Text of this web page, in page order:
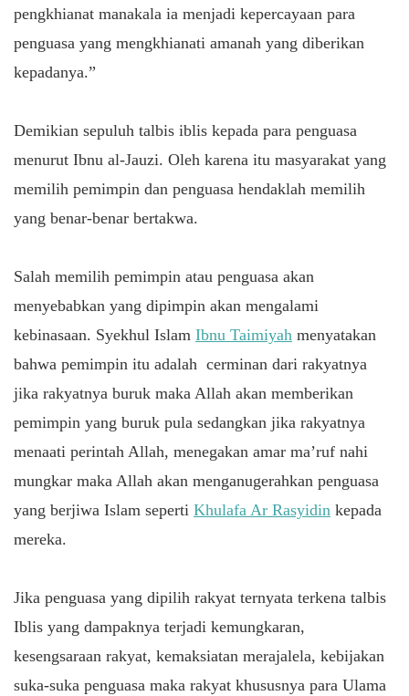
pengkhianat manakala ia menjadi kepercayaan para
penguasa yang mengkhianati amanah yang diberikan
kepadanya.”
Demikian sepuluh talbis iblis kepada para penguasa
menurut Ibnu al-Jauzi. Oleh karena itu masyarakat yang
memilih pemimpin dan penguasa hendaklah memilih
yang benar-benar bertakwa.
Salah memilih pemimpin atau penguasa akan
menyebabkan yang dipimpin akan mengalami
kebinasaan. Syekhul Islam Ibnu Taimiyah menyatakan
bahwa pemimpin itu adalah cerminan dari rakyatnya
jika rakyatnya buruk maka Allah akan memberikan
pemimpin yang buruk pula sedangkan jika rakyatnya
menaati perintah Allah, menegakan amar ma’ruf nahi
mungkar maka Allah akan menganugerahkan penguasa
yang berjiwa Islam seperti Khulafa Ar Rasyidin kepada
mereka.
Jika penguasa yang dipilih rakyat ternyata terkena talbis
Iblis yang dampaknya terjadi kemungkaran,
kesengsaraan rakyat, kemaksiatan merajalela, kebijakan
suka-suka penguasa maka rakyat khususnya para Ulama